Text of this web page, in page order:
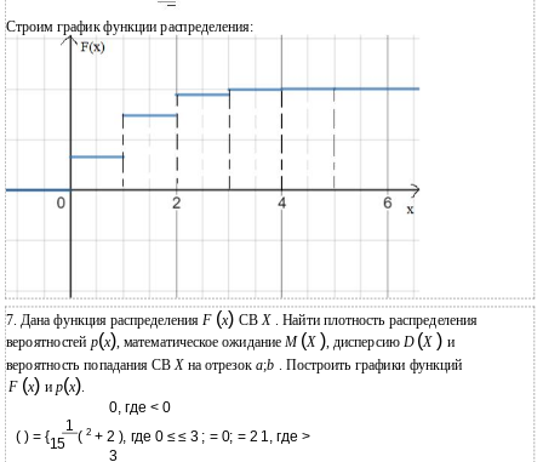
Строим график функции распределения:
7. Дана функция распределения F (x) СВ X
. Найти плотность распределения
вероятностей p(x), математическое ожидание M (X ), дисперсию D (X )и
вероятность попадания СВX на отрезокa;b . Построить графики функций
F (x) иp(x)
0, где < 0
( ) = {
15
1
( 2 + 2 ), где 0 ≤ ≤ 3 ; = 0; = 2 1, где >
3